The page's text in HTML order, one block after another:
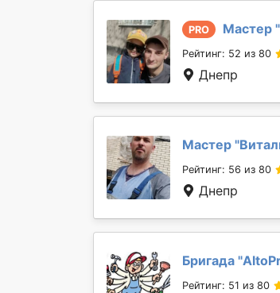
PRO Мастер "
Рейтинг: 52 из 80
Днепр
Мастер "
Рейтинг: 56 из 80
Днепр
Бригада "
Рейтинг: 51 из 80